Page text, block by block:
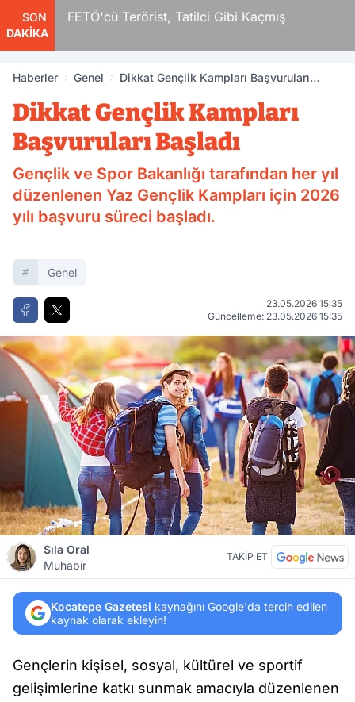
SON
DAKİKA
FETÖ'cü Terörist, Tatilci Gibi Kaçmış
Haberler Genel
Dikkat Gençlik Kampları Başvuruları
Dikkat Gençlik Kampları
Başvuruları Başladı
Gençlik ve Spor Bakanlığı tarafından her yıl
düzenlenen Yaz Gençlik Kampları için 2026
yılı başvuru süreci başladı.
Genel
23.05.2026 15:35
Güncelleme: 23.05.2026 15:35
Sıla Oral
Muhabir
TAKİP ET
Kocatepe Gazetesi kaynağını Google'da tercih edilen
kaynak olarak ekleyin!
Gençlerin kişisel, sosyal, kültürel ve sportif
gelişimlerine katkı sunmak amacıyla düzenlenen